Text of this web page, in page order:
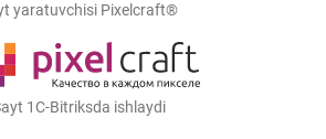
yaratuvchisi Pixelcraft®
1C-Bitriksda ishlaydi